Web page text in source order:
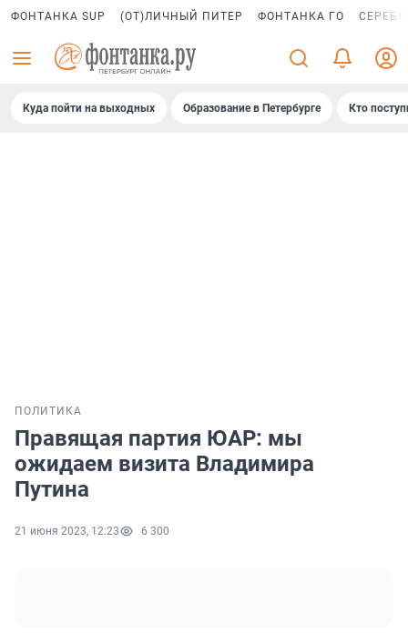
ФОНТАНКА SUP (ОТ)ЛИЧНЫЙ ПИТЕР ФОНТАНКА ГО
Куда пойти на выходных Образование в Петербурге Кто
ПОЛИТИКА
Правящая партия ЮАР: мы
ожидаем визита Владимира
Путина
21 июня 2023, 12:23 6 300